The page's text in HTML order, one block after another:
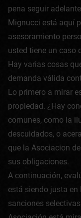
pena seguir
Mignucci está aquí
asesoramiento
usted tiene un caso
Hay varias cosas
demanda válida
Lo primero a mirar
propiedad. ¿Hay
comunes, como la
descuidados, o
que la Asociacion
sus obligaciones.
A continuación,
está siendo justa
sanciones